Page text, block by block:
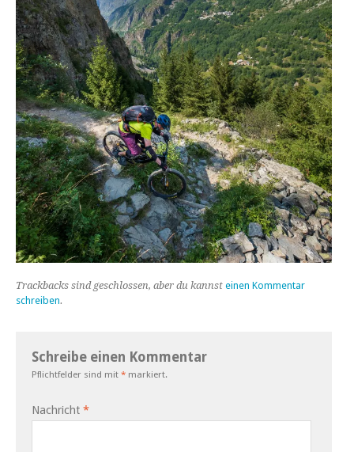
Trackbacks sind geschlossen, aber du kannst einen Kommentar
schreiben.
Schreibe einen Kommentar
Pflichtfelder sind mit * markiert.
Nachricht *